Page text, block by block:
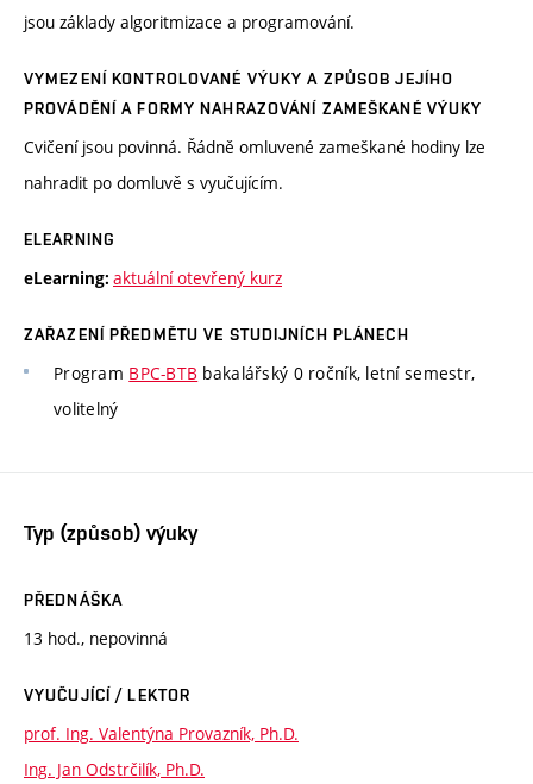
jsou základy algoritmizace a programování.
VYMEZENÍ KONTROLOVANÉ VÝUKY A ZPŮSOB JEJÍHO
PROVÁDĚNÍ A FORMY NAHRAZOVÁNÍ ZAMEŠKANÉ VÝUKY
Cvičení jsou povinná. Řádně omluvené zameškané hodiny lze
nahradit po domluvě s vyučujícím.
ELEARNING
eLearning: aktuální otevřený kurz
ZAŘAZENÍ PŘEDMĚTU VE STUDIJNÍCH PLÁNECH
Program BPC-BTB bakalářský 0 ročník, letní semestr,
volitelný
Typ (způsob) výuky
PŘEDNÁŠKA
13 hod., nepovinná
VYUČUJÍCÍ / LEKTOR
prof. Ing. Valentýna Provazník, Ph.D.
Ing. Jan Odstrčilík, Ph.D.